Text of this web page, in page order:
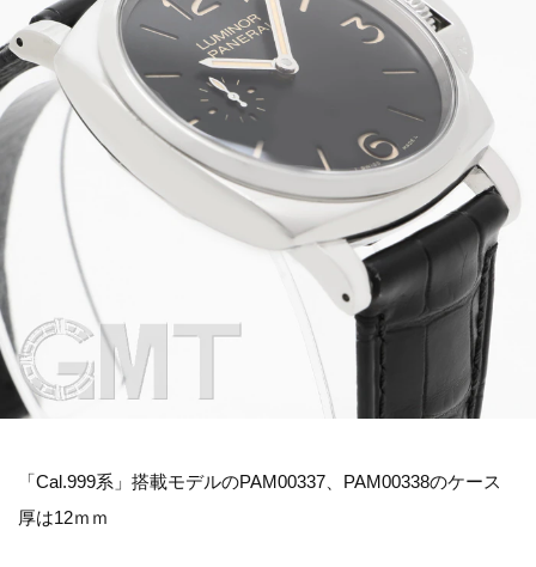
「Cal.999系」搭載モデルのPAM00337、PAM00338のケース
厚は12ｍｍ